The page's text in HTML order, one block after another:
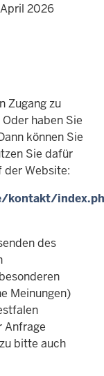
2026
Zugang zu
haben Sie
können Sie
Sie dafür
der Website:
kontakt/
des
Meinungen)
Anfrage
bitte auch